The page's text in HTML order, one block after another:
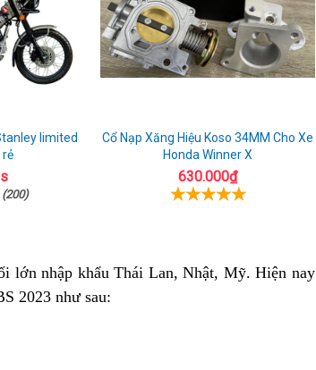
limited
rẻ
(200)
Cổ Nạp Xăng Hiệu Koso 34MM Cho Xe
Honda Winner X
630.000₫
lớn nhập khẩu Thái Lan, Nhật, Mỹ. Hiện nay
2023 như sau: